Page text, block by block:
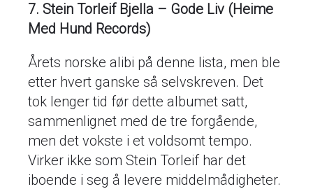
7. Stein Torleif Bjella – Gode Liv (Heime
Med Hund Records)
Årets norske alibi på denne lista, men ble
etter hvert ganske så selvskreven. Det
tok lenger tid før dette albumet satt,
sammenlignet med de tre forgående,
men det vokste i et voldsomt tempo.
Virker ikke som Stein Torleif har det
iboende i seg å levere middelmådigheter.